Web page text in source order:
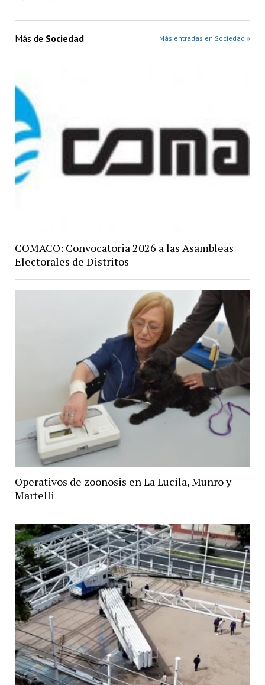
Más de Sociedad Más entradas en Sociedad »
COMACO: Convocatoria 2026 a las Asambleas
Electorales de Distritos
Operativos de zoonosis en La Lucila, Munro y
Martelli